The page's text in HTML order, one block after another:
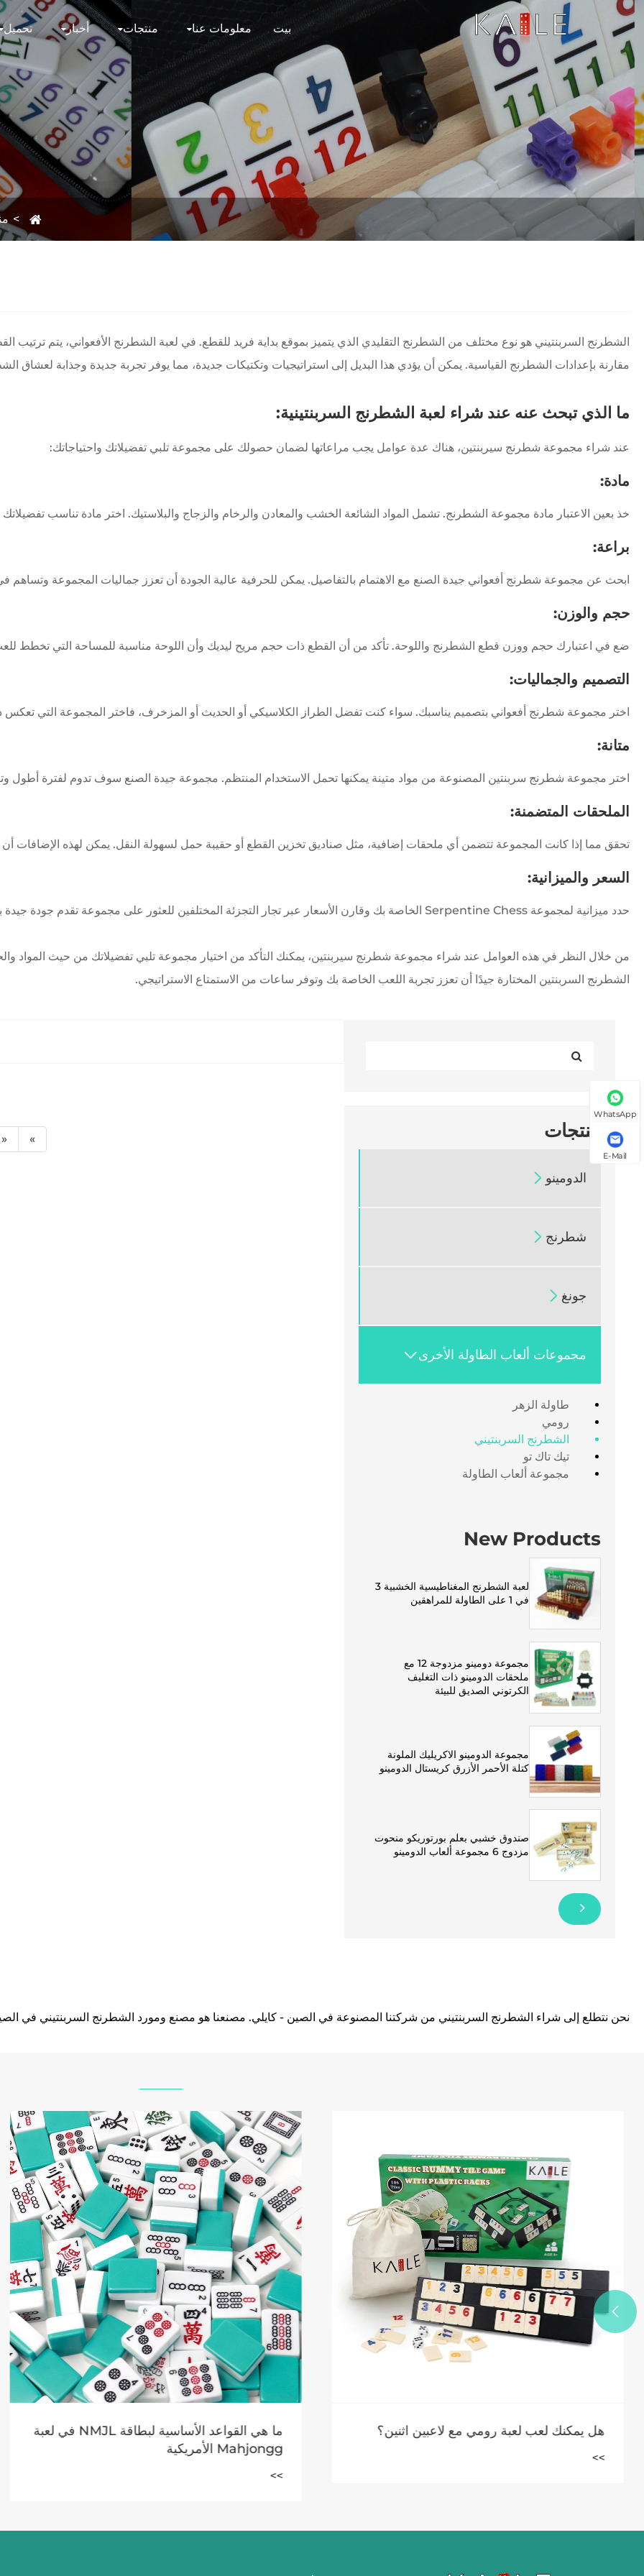
بيت معلومات عنا منتجات أخبار تحميل
الشطرنج السربنتيني هو نوع مختلف من الشطرنج التقليدي الذي يتميز بموقع بداية فريد للقطع. في لعبة الشطرنج الأفعواني، يتم ترتيب
مقارنة بإعدادات الشطرنج القياسية. يمكن أن يؤدي هذا البديل إلى استراتيجيات وتكتيكات جديدة، مما يوفر تجربة جديدة وجذابة لعشاق
ما الذي تبحث عنه عند شراء لعبة الشطرنج السربنتينية:
عند شراء مجموعة شطرنج سيربنتين، هناك عدة عوامل يجب مراعاتها لضمان حصولك على مجموعة تلبي تفضيلاتك واحتياجاتك:
مادة:
خذ بعين الاعتبار مادة مجموعة الشطرنج. تشمل المواد الشائعة الخشب والمعادن والرخام والزجاج والبلاستيك. اختر مادة تناسب
براعة:
ابحث عن مجموعة شطرنج أفعواني جيدة الصنع مع الاهتمام بالتفاصيل. يمكن للحرفية عالية الجودة أن تعزز جماليات المجموعة
حجم والوزن:
ضع في اعتبارك حجم ووزن قطع الشطرنج واللوحة. تأكد من أن القطع ذات حجم مريح ليديك وأن اللوحة مناسبة للمساحة التي تخطط
التصميم والجماليات:
اختر مجموعة شطرنج أفعواني بتصميم يناسبك. سواء كنت تفضل الطراز الكلاسيكي أو الحديث أو المزخرف، فاختر المجموعة التي تعكس
متانة:
اختر مجموعة شطرنج سربنتين المصنوعة من مواد متينة يمكنها تحمل الاستخدام المنتظم. مجموعة جيدة الصنع سوف تدوم لفترة أطول
الملحقات المتضمنة:
تحقق مما إذا كانت المجموعة تتضمن أي ملحقات إضافية، مثل صناديق تخزين القطع أو حقيبة حمل لسهولة النقل. يمكن لهذه الإضافات
السعر والميزانية:
حدد ميزانية لمجموعة Serpentine Chess الخاصة بك وقارن الأسعار عبر تجار التجزئة المختلفين للعثور على مجموعة تقدم جودة جيدة بسعر معقول.
من خلال النظر في هذه العوامل عند شراء مجموعة شطرنج سيربنتين، يمكنك التأكد من اختيار مجموعة تلبي تفضيلاتك من حيث المواد
الشطرنج السربنتين المختارة جيدًا أن تعزز تجربة اللعب الخاصة بك وتوفر ساعات من الاستمتاع الاستراتيجي.
منتجات
الدومينو 
شطرنج 
جونغ 
مجموعات ألعاب الطاولة الأخرى
طاولة الزهر
رومي
الشطرنج السربنتيني
تيك تاك تو
مجموعة ألعاب الطاولة
New Products
لعبة الشطرنج المغناطيسية الخشبية 3
في 1 على الطاولة للمراهقين
مجموعة دومينو مزدوجة 12 مع
ملحقات الدومينو ذات التغليف
الكرتوني الصديق للبيئة
مجموعة الدومينو الاكريليك الملونة
كتلة الأحمر الأزرق كريستال الدومينو
صندوق خشبي بعلم بورتوريكو منحوت
مزدوج 6 مجموعة ألعاب الدومينو
« »
نحن نتطلع إلى شراء الشطرنج السربنتيني من شركتنا المصنوعة في الصين - كايلي. مصنعنا هو مصنع ومورد الشطرنج السربنتيني في
هل يمكنك لعب لعبة رومي مع لاعبين اثنين؟
>>
ما هي القواعد الأساسية لبطاقة NMJL في لعبة
Mahjongg الأمريكية
>>

WhatsApp
E-Mail